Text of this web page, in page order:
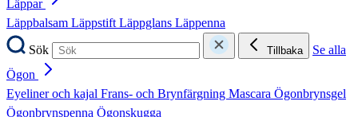
Läppar
Läppbalsam LäppstiftLäppglans Läppenna
Sök
Tillbaka
Se alla
Ögon
Eyeliner och kajal Frans- och Brynfärgning Mascara Ögonbrynsgel
Ögonbrynspenna Ögonskugga